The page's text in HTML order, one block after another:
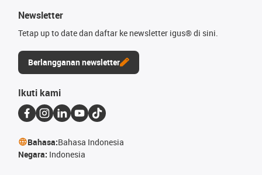
Newsletter
Tetap up to date dan daftar ke newsletter igus® di sini.
Berlangganan newsletter
Ikuti kami
Bahasa:Bahasa Indonesia
Negara: Indonesia